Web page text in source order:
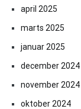
april 2025
marts 2025
januar 2025
december 2024
november 2024
oktober 2024